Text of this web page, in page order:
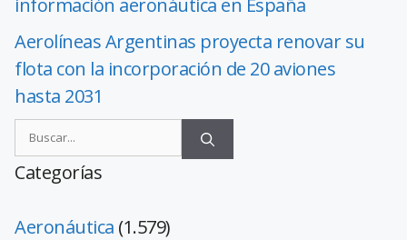
Aerolíneas Argentinas proyecta renovar su
flota con la incorporación de 20 aviones
hasta 2031
Categorías
Aeronáutica (1.579)